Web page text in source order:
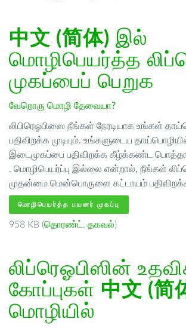
中文 (简体) இல்
மொழிபெயர்த்த
முகப்பைப் பெறுக
வேறொரு மொழி தேவையா?
லிபிரெஓபிஸை நீங்கள் நேரடியாக உங்கள்
பதிவிறக்க முடியும். உங்களுடைய
இடைமுகப்பை பதிவிறக்க கீழ்க்கண்ட
. மொழிபெயர்ப்பு இல்லை என்றால், நீங்கள்
முதன்மை மென்பொருளை கட்டாயம்
மொழிபெயர்த்த பயனர் முகப்பு
958 KB (தொரண்ட் , தகவல்)
லிப்ரெஓபிஸின்
கோப்புகள் 中文 (简
மொழியில்